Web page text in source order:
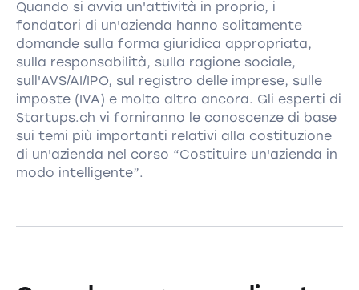
Quando si avvia un'attività in proprio, i
fondatori di un'azienda hanno solitamente
domande sulla forma giuridica appropriata,
sulla responsabilità, sulla ragione sociale,
sull'AVS/AI/IPO, sul registro delle imprese, sulle
imposte (IVA) e molto altro ancora. Gli esperti di
Startups.ch vi forniranno le conoscenze di base
sui temi più importanti relativi alla costituzione
di un'azienda nel corso “Costituire un'azienda in
modo intelligente”.